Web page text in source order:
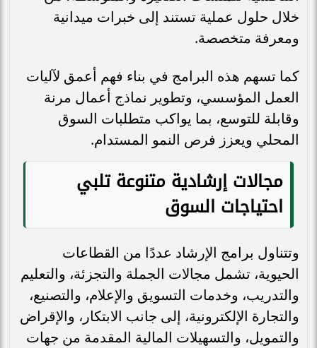
خلال حلول عملية تستند إلى خبرات ميدانية
ومعرفة متخصصة.
كما تسهم هذه البرامج في بناء فهم أعمق لآليات
العمل المؤسسي، وتطوير نماذج أعمال مرنة
وقابلة للتوسع، بما يواكب متطلبات السوق
المحلي ويعزز فرص النمو المستدام.
مجالات إرشادية متنوعة تلبي
احتياجات السوق
وتتناول برامج الإرشاد عددًا من القطاعات
الحيوية، تشمل مجالات الجملة والتجزئة، والتعليم
والتدريب، وخدمات التسويق والإعلام، والتصنيع،
والتجارة الإلكترونية، إلى جانب الابتكار، والإقراض
والتمويل، والتسهيلات المالية المقدمة من جهات